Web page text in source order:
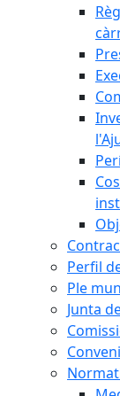
Perfil
Ple
Junta